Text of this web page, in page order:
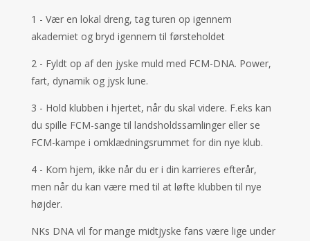
1 - Vær en lokal dreng, tag turen op igennem
akademiet og bryd igennem til førsteholdet
2 - Fyldt op af den jyske muld med FCM-DNA. Power,
fart, dynamik og jysk lune.
3 - Hold klubben i hjertet, når du skal videre. F.eks kan
du spille FCM-sange til landsholdssamlinger eller se
FCM-kampe i omklædningsrummet for din nye klub.
4 - Kom hjem, ikke når du er i din karrieres efterår,
men når du kan være med til at løfte klubben til nye
højder.
NKs DNA vil for mange midtjyske fans være lige under